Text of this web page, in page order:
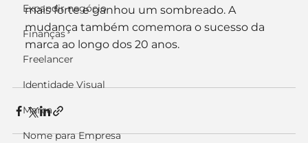
Expandir negócio
Finanças
Freelancer
Identidade Visual
Marca
Nome para Empresa
mais forte e ganhou um sombreado. A
mudança também comemora o sucesso da
marca ao longo dos 20 anos.